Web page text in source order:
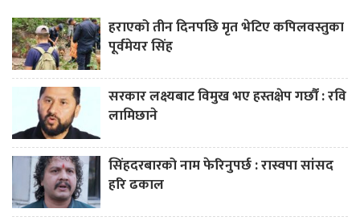
हराएको तीन दिनपछि मृत भेटिए कपिलवस्तुका
पूर्वमेयर सिंह
सरकार लक्ष्यबाट विमुख भए हस्तक्षेप गर्छौं : रवि
लामिछाने
सिंहदरबारको नाम फेरिनुपर्छ : रास्वपा सांसद
हरि ढकाल